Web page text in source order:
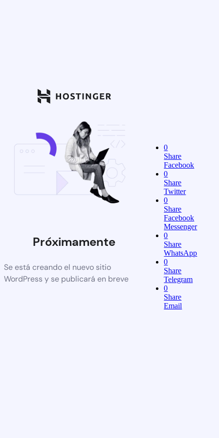
Próximamente
Se está creando el nuevo sitio
WordPress y se publicará en breve
0
Share
Facebook
0
Share
Twitter
0
Share
Facebook
Messenger
0
Share
WhatsApp
0
Share
Telegram
0
Share
Email